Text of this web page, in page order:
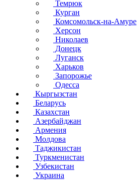
Темрюк
Курган
Комсомольск-на-Амуре
Херсон
Николаев
Донецк
Луганск
Харьков
Запорожье
Одесса
Кыргызстан
Беларусь
Казахстан
Азербайджан
Армения
Молдова
Таджикистан
Туркменистан
Узбекистан
Украина